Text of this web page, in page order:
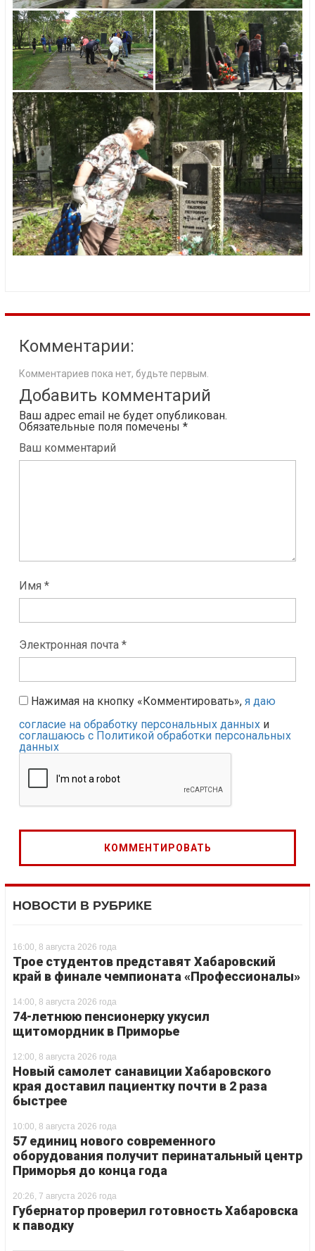
Комментарии:
Комментариев пока нет, будьте первым.
Добавить комментарий
Ваш адрес email не будет опубликован.
Обязательные поля помечены *
Ваш комментарий
Имя *
Электронная почта *
Нажимая на кнопку «Комментировать», я даю
согласие на обработку персональных данных и
соглашаюсь с Политикой обработки персональных
данных
НОВОСТИ В РУБРИКЕ
16:00, 8 августа 2026 года
Трое студентов представят Хабаровский
край в финале чемпионата «Профессионалы»
14:00, 8 августа 2026 года
74-летнюю пенсионерку укусил
щитомордник в Приморье
12:00, 8 августа 2026 года
Новый самолет санавиции Хабаровского
края доставил пациентку почти в 2 раза
быстрее
10:00, 8 августа 2026 года
57 единиц нового современного
оборудования получит перинатальный центр
Приморья до конца года
20:26, 7 августа 2026 года
Губернатор проверил готовность Хабаровска
к паводку